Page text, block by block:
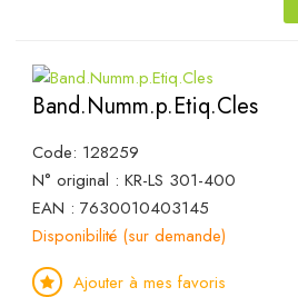
Band.Numm.p.Etiq.Cles
Code: 128259
N° original : KR-LS 301-400
EAN : 7630010403145
Disponibilité (sur demande)
Ajouter à mes favoris